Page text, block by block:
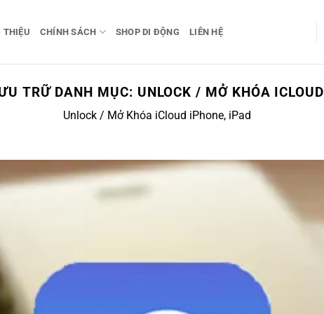
THIỆU CHÍNH SÁCH SHOP DI ĐỘNG LIÊN HỆ
TRỮ DANH MỤC: UNLOCK / MỞ KHÓA ICLOUD
Unlock / Mở Khóa iCloud iPhone, iPad